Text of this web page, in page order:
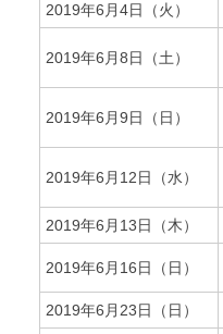
2019年6月4日（火）
2019年6月8日（土）
2019年6月9日（日）
2019年6月12日（水）
2019年6月13日（木）
2019年6月16日（日）
2019年6月23日（日）